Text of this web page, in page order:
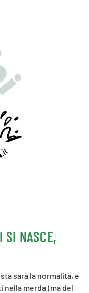
SI NASCE,
sarà la normalità, e
nella merda (ma del